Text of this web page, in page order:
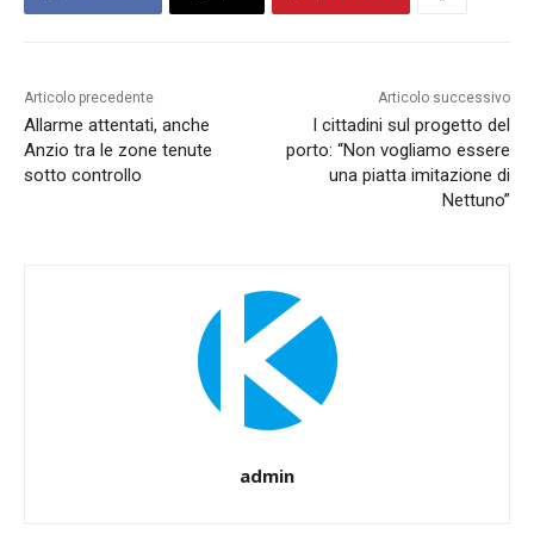
Articolo precedente
Allarme attentati, anche
Anzio tra le zone tenute
sotto controllo
Articolo successivo
I cittadini sul progetto del
porto: “Non vogliamo essere
una piatta imitazione di
Nettuno”
admin